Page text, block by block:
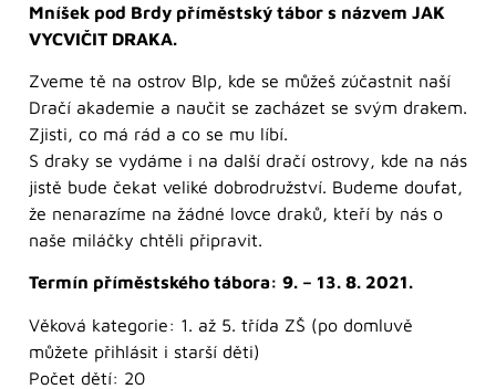
Mníšek pod Brdy příměstský tábor s názvem JAK
VYCVIČIT DRAKA.
Zveme tě na ostrov Blp, kde se můžeš zúčastnit naší
Dračí akademie a naučit se zacházet se svým drakem.
Zjisti, co má rád a co se mu líbí.
S draky se vydáme i na další dračí ostrovy, kde na nás
jistě bude čekat veliké dobrodružství. Budeme doufat,
že nenarazíme na žádné lovce draků, kteří by nás o
naše miláčky chtěli připravit.
Termín příměstského tábora: 9. – 13. 8. 2021.
Věková kategorie: 1. až 5. třída ZŠ (po domluvě
můžete přihlásit i starší děti)
Počet dětí: 20